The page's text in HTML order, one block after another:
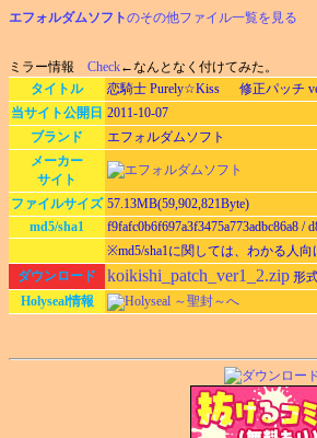
エフォルダムソフトのその他ファイル一覧を見る
ミラー情報 Check←なんとなく付けてみた。
タイトル
恋騎士 Purely☆Kiss 修正パッチ
当サイト公開日 2011-10-07
ブランド
エフォルダムソフト
メーカー
サイト
ファイルサイズ 57.13MB(59,902,821Byte)
md5/sha1
f9fafc0b6f697a3f3475a773adbc86a8 /
※md5/sha1に関しては、わかる人向
ダウンロード
koikishi_patch_ver1_2.zip 形
Holyseal情報
Holyseal ～聖封～へ